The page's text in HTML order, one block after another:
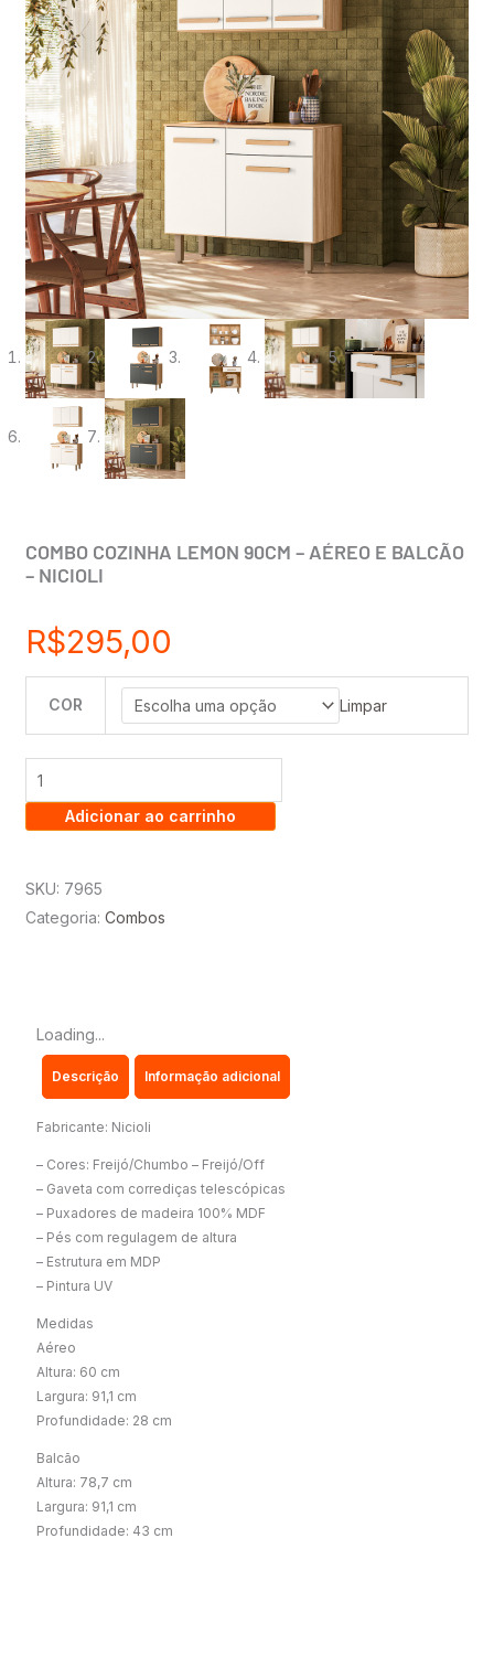
COMBO COZINHA LEMON 90CM – AÉREO E BALCÃO
– NICIOLI
R$295,00
COR Limpar
COMBO
COZINHA
LEMON
90CM
Adicionar ao carrinho
SKU: 7965
Categoria: Combos
Loading...
Descrição Informação adicional
Fabricante: Nicioli
– Cores: Freijó/Chumbo – Freijó/Off
– Gaveta com corrediças telescópicas
– Puxadores de madeira 100% MDF
– Pés com regulagem de altura
– Estrutura em MDP
– Pintura UV
Medidas
Aéreo
Altura: 60 cm
Largura: 91,1 cm
Profundidade: 28 cm
Balcão
Altura: 78,7 cm
Largura: 91,1 cm
Profundidade: 43 cm